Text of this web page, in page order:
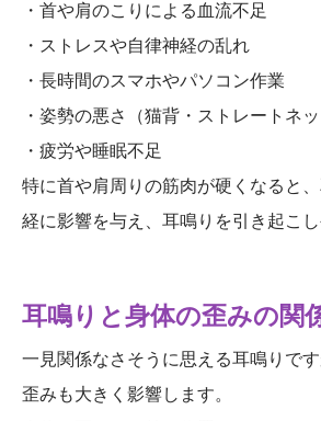
・首や肩のこりによる血流不足
・ストレスや自律神経の乱れ
・長時間のスマホやパソコン作業
・姿勢の悪さ（猫背・ストレートネッ
・疲労や睡眠不足
特に首や肩周りの筋肉が硬くなると
経に影響を与え、耳鳴りを引き起こし
耳鳴りと身体の歪みの関
一見関係なさそうに思える耳鳴りで
歪みも大きく影響します。